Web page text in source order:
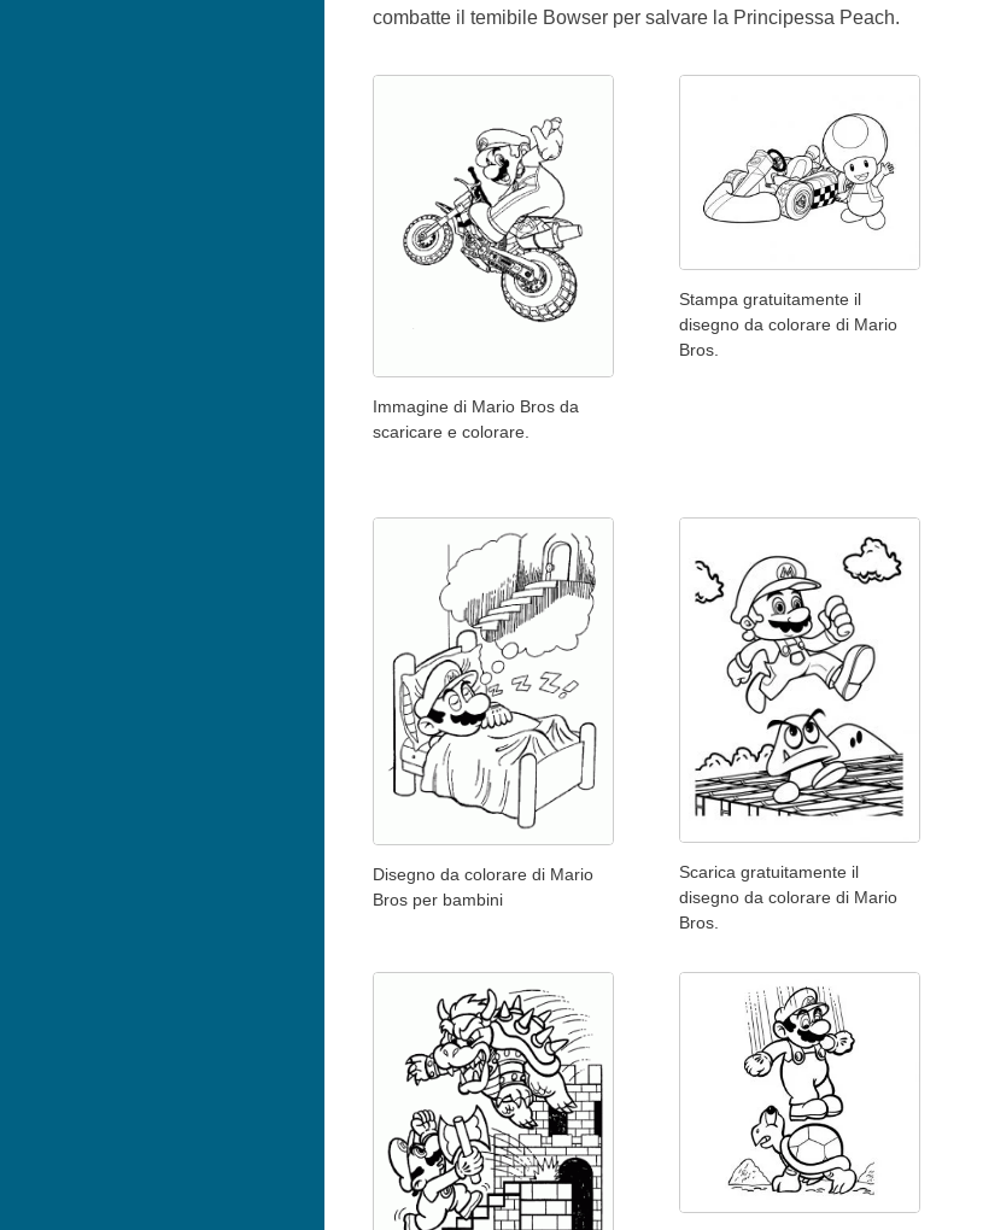
combatte il temibile Bowser per salvare la Principessa Peach.
Immagine di Mario Bros da
scaricare e colorare.
Stampa gratuitamente il
disegno da colorare di Mario
Bros.
Disegno da colorare di Mario
Bros per bambini
Scarica gratuitamente il
disegno da colorare di Mario
Bros.